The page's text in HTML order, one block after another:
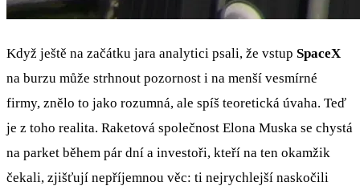
Když ještě na začátku jara analytici psali, že vstup SpaceX
na burzu může strhnout pozornost i na menší vesmírné
firmy, znělo to jako rozumná, ale spíš teoretická úvaha. Teď
je z toho realita. Raketová společnost Elona Muska se chystá
na parket během pár dní a investoři, kteří na ten okamžik
čekali, zjišťují nepříjemnou věc: ti nejrychlejší naskočili